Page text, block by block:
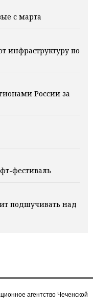
с марта
инфраструктуру по
России за
фестиваль
подшучивать над
агентство Чеченской